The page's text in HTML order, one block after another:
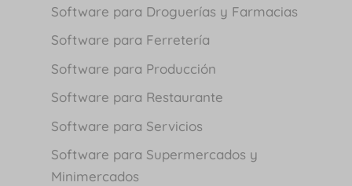
Software para Droguerías y Farmacias
Software para Ferretería
Software para Producción
Software para Restaurante
Software para Servicios
Software para Supermercados y
Minimercados